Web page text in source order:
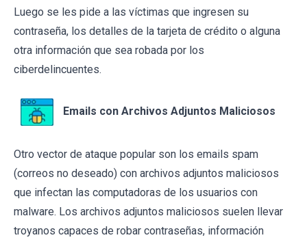
Luego se les pide a las víctimas que ingresen su
contraseña, los detalles de la tarjeta de crédito o alguna
otra información que sea robada por los
ciberdelincuentes.
Emails con Archivos Adjuntos Maliciosos
Otro vector de ataque popular son los emails spam
(correos no deseado) con archivos adjuntos maliciosos
que infectan las computadoras de los usuarios con
malware. Los archivos adjuntos maliciosos suelen llevar
troyanos capaces de robar contraseñas, información